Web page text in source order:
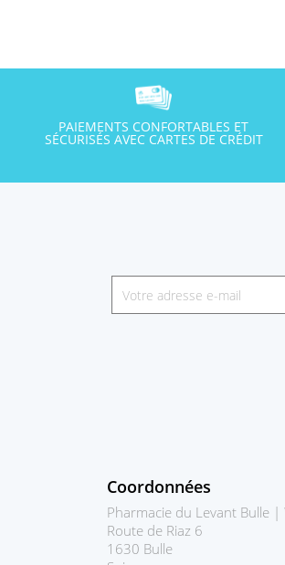
PAIEMENTS CONFORTABLES ET
SÉCURISÉS AVEC CARTES DE CRÉDIT
Coordonnées
Pharmacie du Levant Bulle |
Route de Riaz 6
1630 Bulle